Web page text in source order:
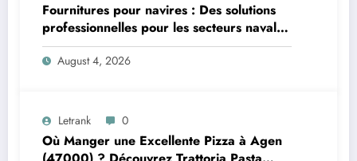
Fournitures pour navires : Des solutions
professionnelles pour les secteurs naval et
offshore
August 4, 2026
Letrank 0
Où Manger une Excellente Pizza à Agen